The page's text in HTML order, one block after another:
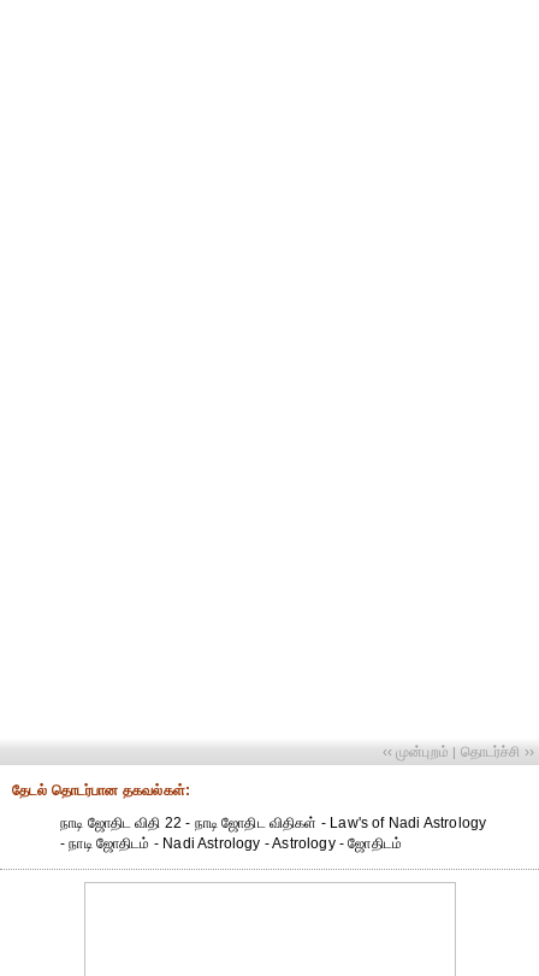
‹‹ முன்புறம் | தொடர்ச்சி ››
தேட‌ல் தொட‌ர்பான தகவ‌ல்க‌ள்:
நாடி ஜோதிட விதி 22 - நாடி ஜோதிட விதிகள் - Law's of Nadi Astrology
- நாடி ஜோதிடம் - Nadi Astrology - Astrology - ஜோதிடம்